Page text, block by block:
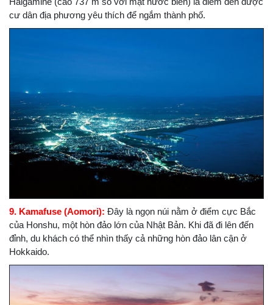
cư dân địa phương yêu thích để ngắm thành phố.
9. Kamafuse (Aomori): Đây là ngọn núi nằm ở điểm cực Bắc
của Honshu, một hòn đảo lớn của Nhật Bản. Khi đã đi lên đến
đỉnh, du khách có thể nhìn thấy cả những hòn đảo lân cận ở
Hokkaido.